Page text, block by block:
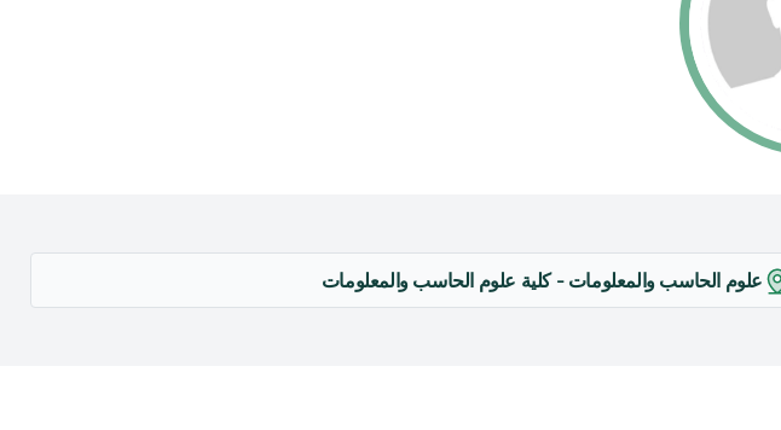
علوم الحاسب والمعلومات - كلية علوم الحاسب والمعلومات